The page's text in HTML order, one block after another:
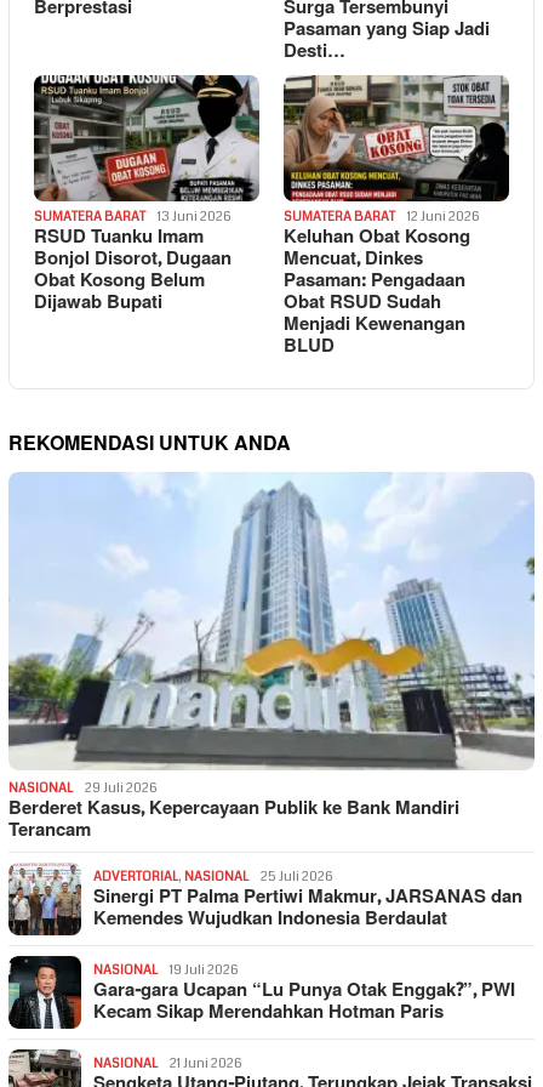
Berprestasi Surga Tersembunyi
Pasaman yang Siap Jadi
Desti…
SUMATERA BARAT 13 Juni 2026
RSUD Tuanku Imam
Bonjol Disorot, Dugaan
Obat Kosong Belum
Dijawab Bupati
SUMATERA BARAT 12 Juni 2026
Keluhan Obat Kosong
Mencuat, Dinkes
Pasaman: Pengadaan
Obat RSUD Sudah
Menjadi Kewenangan
BLUD
REKOMENDASI UNTUK ANDA
NASIONAL 29 Juli 2026
Berderet Kasus, Kepercayaan Publik ke Bank Mandiri
Terancam
ADVERTORIAL, NASIONAL 25 Juli 2026
Sinergi PT Palma Pertiwi Makmur, JARSANAS dan
Kemendes Wujudkan Indonesia Berdaulat
NASIONAL 19 Juli 2026
Gara-gara Ucapan “Lu Punya Otak Enggak?”, PWI
Kecam Sikap Merendahkan Hotman Paris
NASIONAL 21 Juni 2026